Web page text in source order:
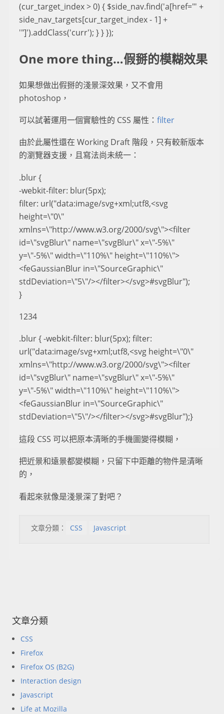
(cur_target_index > 0) { $side_nav.find('a[href="' +
side_nav_targets[cur_target_index - 1] +
'"]').addClass('curr'); } } });
One more thing…假掰的模糊效果
如果想做出假掰的淺景深效果，又不會用
photoshop，
可以試著運用一個實驗性的 CSS 屬性： filter
由於此屬性還在 Working Draft 階段，只有較新版本
的瀏覽器支援，且寫法尚未統一：
.blur {
-webkit-filter: blur(5px);
filter: url("data:image/svg+xml;utf8,<svg
height=\"0\"
xmlns=\"http://www.w3.org/2000/svg\"><filter
id=\"svgBlur\" name=\"svgBlur\" x=\"-5%\"
y=\"-5%\" width=\"110%\" height=\"110%\">
<feGaussianBlur in=\"SourceGraphic\"
stdDeviation=\"5\"/></filter></svg>#svgBlur");
}
1234
.blur { -webkit-filter: blur(5px); filter:
url("data:image/svg+xml;utf8,<svg height=\"0\"
xmlns=\"http://www.w3.org/2000/svg\"><filter
id=\"svgBlur\" name=\"svgBlur\" x=\"-5%\"
y=\"-5%\" width=\"110%\" height=\"110%\">
<feGaussianBlur in=\"SourceGraphic\"
stdDeviation=\"5\"/></filter></svg>#svgBlur");}
這段 CSS 可以把原本清晰的手機圖變得模糊，
把近景和遠景都變模糊，只留下中距離的物件是清晰
的，
看起來就像是淺景深了對吧？
文章分類： CSS Javascript
文章分類
CSS
Firefox
Firefox OS (B2G)
Interaction design
Javascript
Life at Mozilla